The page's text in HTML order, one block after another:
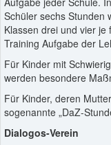
Schüler sechs Stunden
Klassen drei und vier
Training Aufgabe der
Für Kinder mit
werden besondere
Für Kinder, deren
sogenannte „DaZ-
Dialogos-Verein